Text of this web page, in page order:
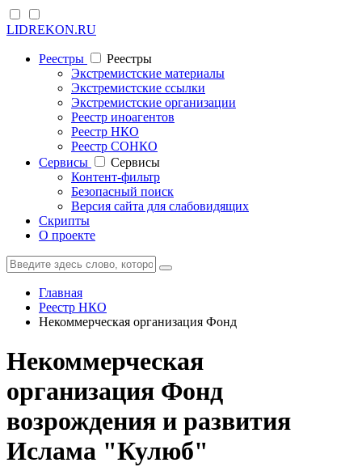
LIDREKON.RU
Реестры
Реестры
Экстремистские материалы
Экстремистские ссылки
Экстремистские организации
Реестр иноагентов
Реестр НКО
Реестр СОНКО
Cервисы
Cервисы
Контент-фильтр
Безопасный поиск
Версия сайта для слабовидящих
Скрипты
О проекте
Главная
Реестр НКО
Некоммерческая организация Фонд
Некоммерческая
организация Фонд
возрождения и развития
Ислама "Кулюб"